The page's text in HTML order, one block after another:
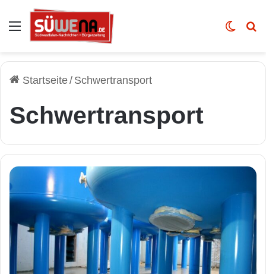
Auswahl Skin
Startseite/ Schwertransport
Schwertransport